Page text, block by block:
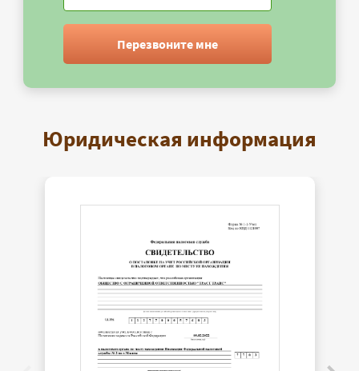
Перезвоните мне
Юридическая информация